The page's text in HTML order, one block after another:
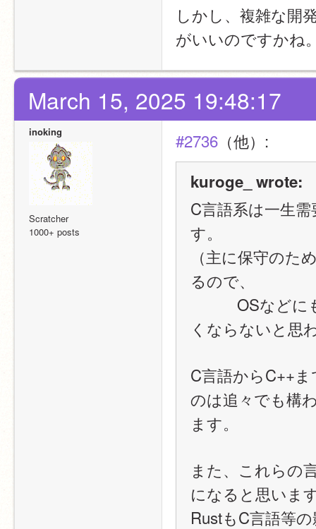
しかし、複雑な開
がいいのですかね
March 15, 2025 19:48:17
inoking
Scratcher
1000+ posts
#2736 （他）:
kuroge_ wrote:
C言語系は一生
す。
（主に保守のた
るので、
OSなどにも
くならないと思
C言語からC++
のは追々でも構
ます。
また、これらの
になると思いま
RustもC言語等